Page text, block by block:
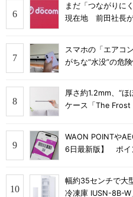
まだ「つながりに
現在地 前田社長
スマホの「エアコ
がちな“水没”の危
厚さ約1.2mm、“
ケース「The
WAON POINTや
6日最新版】 ポイ
幅約35センチで大
冷凍庫 IUSN-8B-